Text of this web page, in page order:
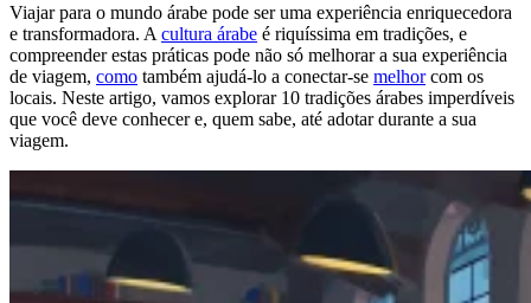
Viajar para o mundo árabe pode ser uma experiência enriquecedora
e transformadora. A cultura árabe é riquíssima em tradições, e
compreender estas práticas pode não só melhorar a sua experiência
de viagem, como também ajudá-lo a conectar-se melhorcom os
locais. Neste artigo, vamos explorar 10 tradições árabes imperdíveis
que você deve conhecer e, quem sabe, até adotar durante a sua
viagem.